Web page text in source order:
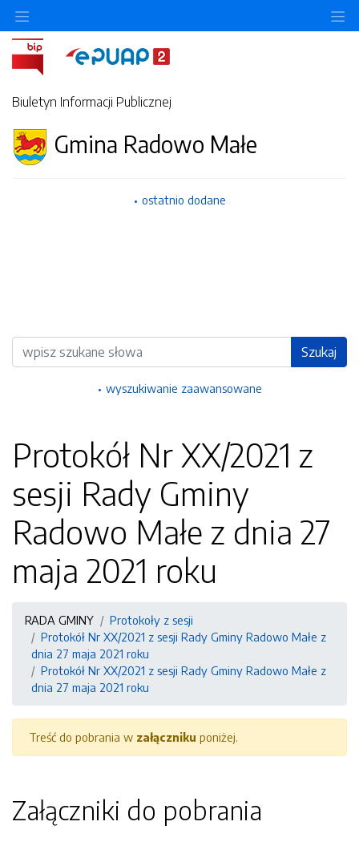
Biuletyn Informacji Publicznej
Gmina Radowo Małe
ostatnio dodane
Wyszukiwarka Szukaj
wyszukiwanie zaawansowane
Protokół Nr XX/2021 z
sesji Rady Gminy
Radowo Małe z dnia 27
maja 2021 roku
RADA GMINY
Protokoły z sesji
Protokół Nr XX/2021 z sesji Rady Gminy Radowo Małe z
dnia 27 maja 2021 roku
Protokół Nr XX/2021 z sesji Rady Gminy Radowo Małe z
dnia 27 maja 2021 roku
Treść do pobrania w załączniku poniżej.
Załączniki do pobrania